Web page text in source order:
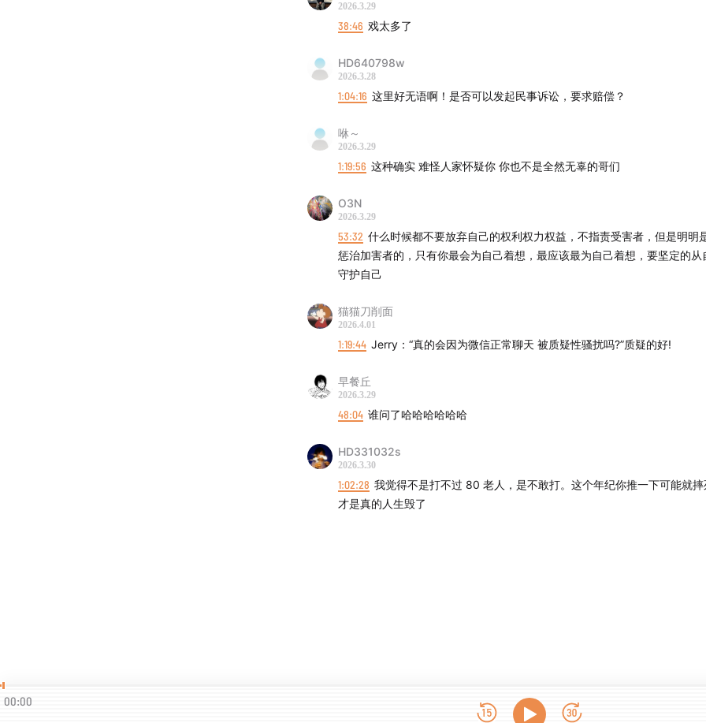
2026.3.29
38:46 戏太多了
HD640798w
2026.3.28
1:04:16 这里好无语啊！是否可以发起民事诉讼，要求赔偿？
咻～
2026.3.29
1:19:56 这种确实 难怪人家怀疑你 你也不是全然无辜的哥们
O3N
2026.3.29
53:32 什么时候都不要放弃自己的权利权力权益，不指责受害者，但是明明
惩治加害者的，只有你最会为自己着想，最应该最为自己着想，要坚定的从
守护自己
猫猫刀削面
2026.4.01
1:19:44 Jerry：“真的会因为微信正常聊天 被质疑性骚扰吗?”质疑的好!
早餐丘
2026.3.29
48:04 谁问了哈哈哈哈哈哈
HD331032s
2026.3.30
1:02:28 我觉得不是打不过 80 老人，是不敢打。这个年纪你推一下可能就摔
才是真的人生毁了
00:00